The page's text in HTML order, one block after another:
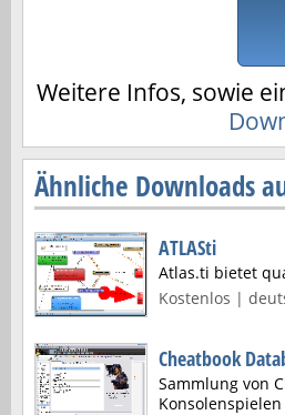
Weitere Infos, sowie
Ähnliche Downloads
ATLASti
Atlas.ti bietet
Kostenlos |
Cheatbook
Sammlung von
Konsolenspielen